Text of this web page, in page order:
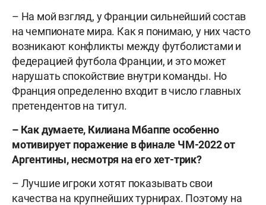
– На мой взгляд, у Франции сильнейший состав
на чемпионате мира. Как я понимаю, у них часто
возникают конфликты между футболистами и
федерацией футбола Франции, и это может
нарушать спокойствие внутри команды. Но
Франция определенно входит в число главных
претендентов на титул.
– Как думаете, Килиана Мбаппе особенно
мотивирует поражение в финале ЧМ-2022 от
Аргентины, несмотря на его хет-трик?
– Лучшие игроки хотят показывать свои
качества на крупнейших турнирах. Поэтому на